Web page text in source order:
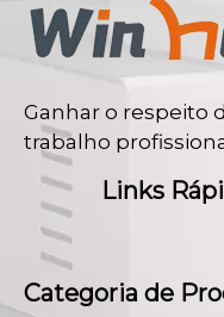
Ganhar o respeito
trabalho
Links
Categoria de